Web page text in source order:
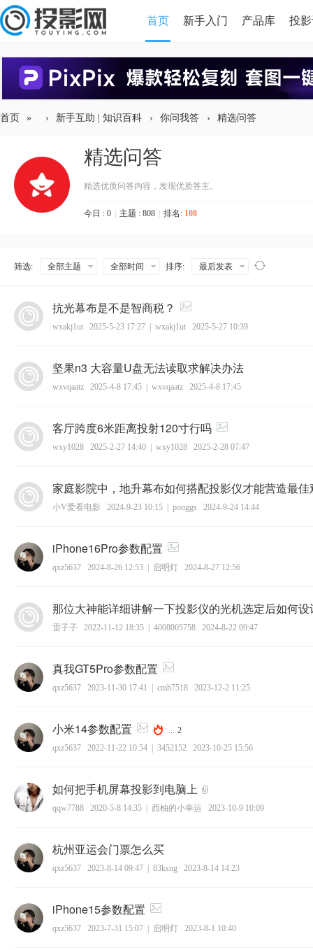
首页 新手入门 产品库 投
首页 » › 新手互助 | 知识百科 › 你问我答 › 精选问答
精选问答
精选优质问答内容，发现优质答主。
今日 : 0 主题 : 808 排名: 108
筛选: 全部主题 全部时间 排序: 最后发表
抗光幕布是不是智商税？
wxakj1ut 2025-5-23 17:27 wxakj1ut 2025-5-27 10:39
坚果n3 大容量U盘无法读取求解决办法
wxvqaatz 2025-4-8 17:45 wxvqaatz 2025-4-8 17:45
客厅跨度6米距离投射120寸行吗
wxy1028 2025-2-27 14:40 wxy1028 2025-2-28 07:47
家庭影院中，地升幕布如何搭配投影仪才能营造最佳
小V爱看电影 2024-9-23 10:15 ponggs 2024-9-24 14:44
iPhone16Pro参数配置
qxz5637 2024-8-26 12:53 启明灯 2024-8-27 12:56
那位大神能详细讲解一下投影仪的光机选定后如何设
雷子子 2022-11-12 18:35 4008005758 2024-8-22 09:47
真我GT5Pro参数配置
qxz5637 2023-11-30 17:41 cmh7518 2023-12-2 11:25
小米14参数配置 ... 2
qxz5637
2022-11-22 10:54 3452152 2023-10-25 15:56
如何把手机屏幕投影到电脑上
qqw7788 2020-5-8 14:35 西柚的小幸运 2023-10-9 10:09
杭州亚运会门票怎么买
qxz5637 2023-8-14 09:47 83ksng 2023-8-14 14:23
iPhone15参数配置
qxz5637 2023-7-31 15:07 启明灯 2023-8-1 10:40
坑,投影仪选购防坑指
免费4K原盘REMUX索引资源，
取，并